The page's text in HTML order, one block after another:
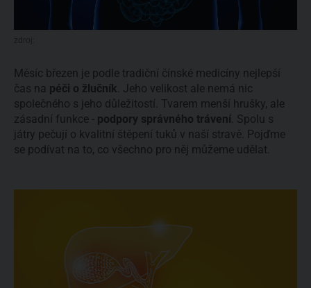
Měsíc březen je podle tradiční čínské medicíny nejlepší
čas na péči o žlučník . Jeho velikost ale nemá nic
společného s jeho důležitostí. Tvarem menší hrušky, ale
zásadní funkce - podpory správného trávení . Spolu s
játry pečují o kvalitní štěpení tuků v naší stravě. Pojďme
se podívat na to, co všechno pro něj můžeme udělat.